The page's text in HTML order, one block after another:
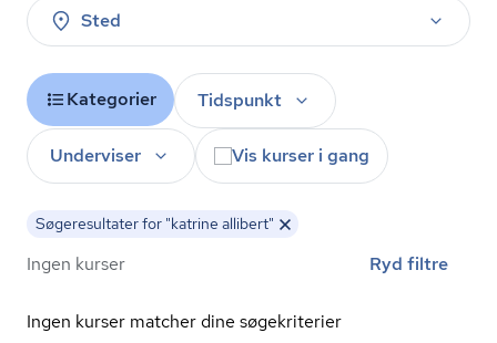
Sted
Kategorier Tidspunkt
Underviser Vis kurser i gang
Søgeresultater for "katrine allibert"
Ingen kurser Ryd filtre
Ingen kurser matcher dine søgekriterier